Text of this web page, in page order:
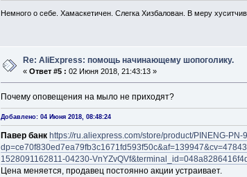
Немного о себе. Хамаскетичен. Слегка Хизбалован. В меру
Re: AliExpress: помощь начинающему шопоголику.
«Ответ #5 : 02 Июня 2018, 21:43:13 »
Почему оповещения на мыло не приходят?
Добавлено: 04 Июня 2018, 08:48:24
Павер банк https://ru.aliexpress.com/store/product/PINENG-
1528091162811-04230-
Цена меняется, продавец постоянно акции устраивает.